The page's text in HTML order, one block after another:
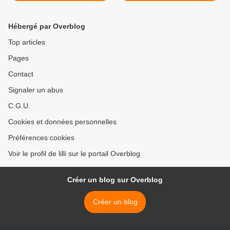
Hébergé par Overblog
Top articles
Pages
Contact
Signaler un abus
C.G.U.
Cookies et données personnelles
Préférences cookies
Voir le profil de lilli sur le portail Overblog
Créer un blog sur Overblog
Créer un blog